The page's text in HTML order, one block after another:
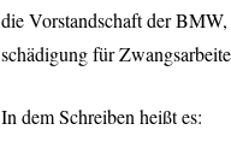
die Vorstandschaft derBMW,
schädigung für
In dem Schreiben heißt es: